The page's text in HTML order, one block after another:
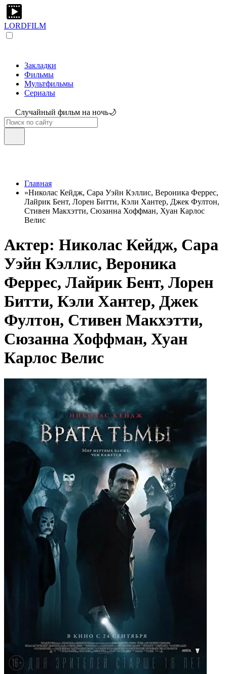
LORDFILM
Закладки
Фильмы
Мультфильмы
Сериалы
Случайный фильм на ночь🌙
Главная
»Николас Кейдж, Сара Уэйн Кэллис, Вероника Феррес,
Лайрик Бент, Лорен Битти, Кэли Хантер, Джек Фултон,
Стивен Макхэтти, Сюзанна Хоффман, Хуан Карлос
Велис
Актер: Николас Кейдж, Сара
Уэйн Кэллис, Вероника
Феррес, Лайрик Бент, Лорен
Битти, Кэли Хантер, Джек
Фултон, Стивен Макхэтти,
Сюзанна Хоффман, Хуан
Карлос Велис